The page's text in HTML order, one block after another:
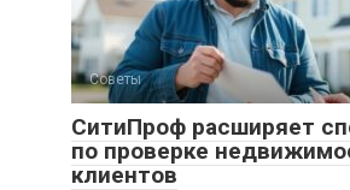
Советы
СитиПроф расширяет
по проверке
клиентов